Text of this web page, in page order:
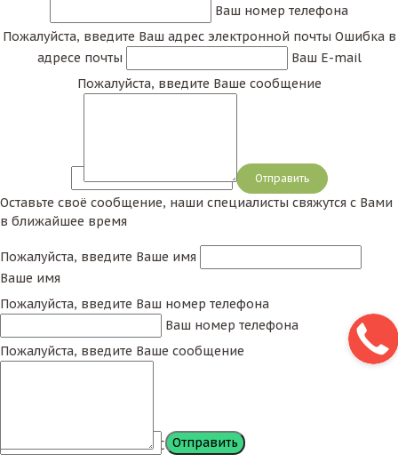
Ваш номер телефона
Пожалуйста, введите Ваш адрес электронной почты Ошибка в
адресе почты
Ваш E-mail
Пожалуйста, введите Ваше сообщение
Сообщение
Оставьте своё сообщение, наши специалисты свяжутся с Вами
в ближайшее время
Пожалуйста, введите Ваше имя
Ваше имя
Пожалуйста, введите Ваш номер телефона
Ваш номер телефона
Пожалуйста, введите Ваше сообщение
Сообщение